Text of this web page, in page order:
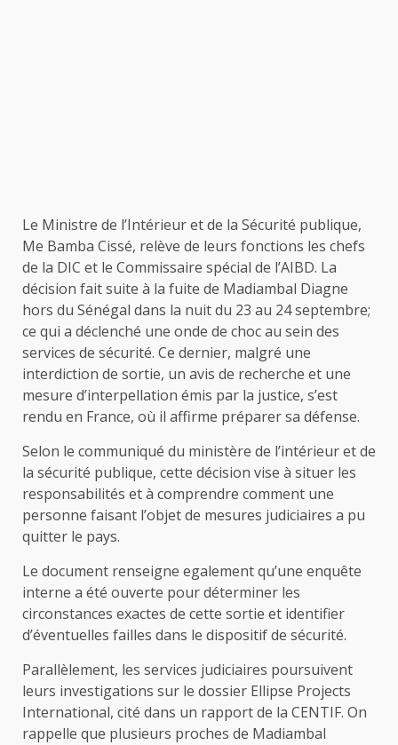
Le Ministre de l’Intérieur et de la Sécurité publique,
Me Bamba Cissé, relève de leurs fonctions les chefs
de la DIC et le Commissaire spécial de l’AIBD. La
décision fait suite à la fuite de Madiambal Diagne
hors du Sénégal dans la nuit du 23 au 24 septembre;
ce qui a déclenché une onde de choc au sein des
services de sécurité. Ce dernier, malgré une
interdiction de sortie, un avis de recherche et une
mesure d’interpellation émis par la justice, s’est
rendu en France, où il affirme préparer sa défense.
Selon le communiqué du ministère de l’intérieur et de
la sécurité publique, cette décision vise à situer les
responsabilités et à comprendre comment une
personne faisant l’objet de mesures judiciaires a pu
quitter le pays.
Le document renseigne egalement qu’une enquête
interne a été ouverte pour déterminer les
circonstances exactes de cette sortie et identifier
d’éventuelles failles dans le dispositif de sécurité.
Parallèlement, les services judiciaires poursuivent
leurs investigations sur le dossier Ellipse Projects
International, cité dans un rapport de la CENTIF. On
rappelle que plusieurs proches de Madiambal